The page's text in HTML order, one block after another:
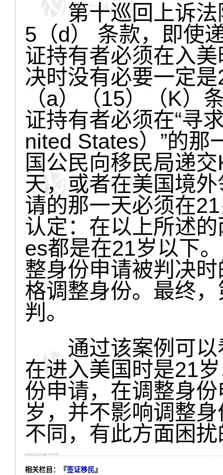
第十巡回上诉法
5（d） 条款，即使
证持有者必须在入
决时没有必要一定
（a）（15）（K）
证持有者必须在“寻
nited States）”的那
国公民向移民局递
天，或者在美国境
请的那一天必须在
认定：在以上所述
es都是在21岁以下
整身份申请被判决
格调整身份。最终
判。
通过该案例可以
在进入美国时是21
份申请，在调整身
岁，并不影响调整
不同，有此方面困
相关栏目：『签证移民』